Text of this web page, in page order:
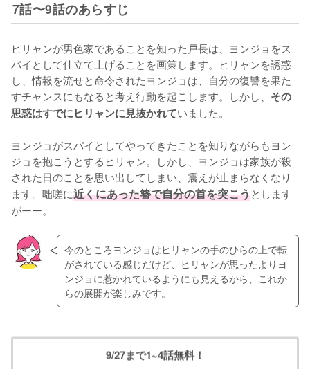
7話〜9話のあらすじ
ヒリャンが男色家であることを知った戸長は、ヨンジョをス
パイとして仕立て上げることを画策します。ヒリャンを誘惑
し、情報を流せと命令されたヨンジョは、自分の復讐を果た
すチャンスにもなると考え行動を起こします。しかし、 その
思惑はすでにヒリャンに見抜かれていました。
ヨンジョがスパイとしてやってきたことを知りながらもヨン
ジョを抱こうとするヒリャン。しかし、ヨンジョは家族が殺
された日のことを思い出してしまい、震えが止まらなくなり
ます。咄嗟に近くにあった簪で自分の首を突こうとします
がーー。
今のところヨンジョはヒリャンの手のひらの上で転
がされている感じだけど、ヒリャンが思ったよりヨ
ンジョに惹かれているようにも見えるから、これか
らの展開が楽しみです。
9/27まで1~4話無料！